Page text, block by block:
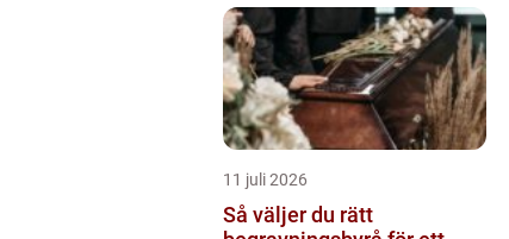
11 juli 2026
Så väljer du rätt